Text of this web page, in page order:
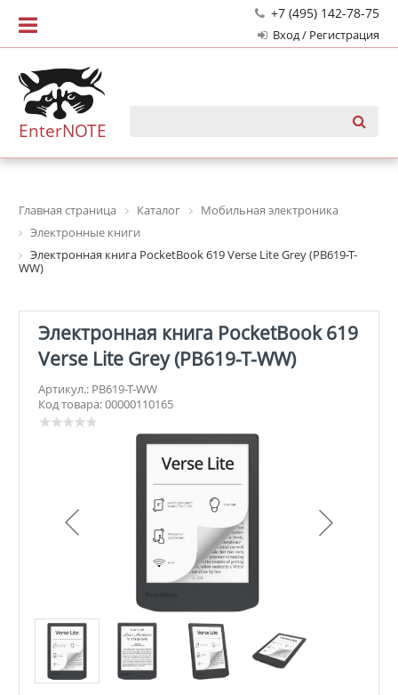
+7 (495) 142-78-75
Вход / Регистрация
EnterNOTE
Главная страница Каталог
Мобильная электроника
Электронные книги
Электронная книга PocketBook 619 Verse Lite Grey (PB619-T-
WW)
Электронная книга PocketBook 619
Verse Lite Grey (PB619-T-WW)
Артикул.: PB619-T-WW
Код товара: 00000110165